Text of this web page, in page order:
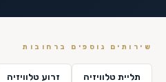
שירותים נוספים ב רחובות
תליית טלוויזיה זרוע טלוויזיה